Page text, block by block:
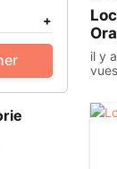
+
il y
vues